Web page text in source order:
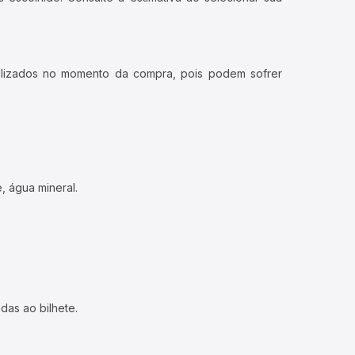
no momento da compra, pois podem sofrer
água mineral.
ao bilhete.